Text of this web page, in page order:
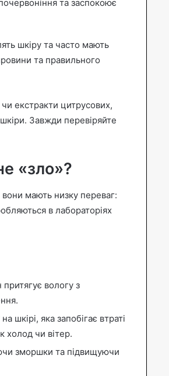
та заспокоює
шкіру та часто мають
та правильного
чи екстракти цитрусових,
Завжди перевіряйте
«зло»?
мають низку переваг:
в лабораторіях
вологу з
шкірі, яка запобігає втраті
холод чи вітер.
зморшки та підвищуючи